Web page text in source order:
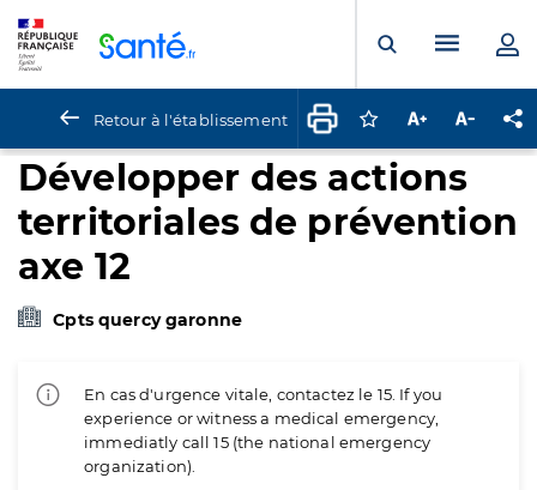
Ouvrir laMenu
Retour à l'établissement Connectez-vous
Augmenter la
Développer des actions
territoriales de prévention
axe 12
Cpts quercy garonne
En cas d'urgence vitale, contactez le 15. If you
experience or witness a medical emergency,
immediatly call 15 (the national emergency
organization).